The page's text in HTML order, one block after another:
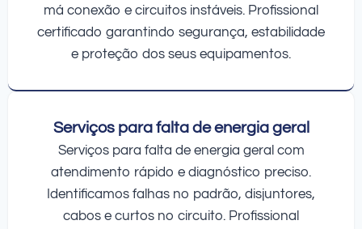
má conexão e circuitos instáveis. Profissional
certificado garantindo segurança, estabilidade
e proteção dos seus equipamentos.
Serviços para falta de energia geral
Serviços para falta de energia geral com
atendimento rápido e diagnóstico preciso.
Identificamos falhas no padrão, disjuntores,
cabos e curtos no circuito. Profissional